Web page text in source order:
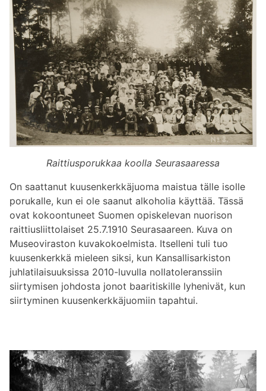
Raittiusporukkaa koolla Seurasaaressa
On saattanut kuusenkerkkäjuoma maistua tälle isolle
porukalle, kun ei ole saanut alkoholia käyttää. Tässä
ovat kokoontuneet Suomen opiskelevan nuorison
raittiusliittolaiset 25.7.1910 Seurasaareen. Kuva on
Museoviraston kuvakokoelmista. Itselleni tuli tuo
kuusenkerkkä mieleen siksi, kun Kansallisarkiston
juhlatilaisuuksissa 2010-luvulla nollatoleranssiin
siirtymisen johdosta jonot baaritiskille lyhenivät, kun
siirtyminen kuusenkerkkäjuomiin tapahtui.